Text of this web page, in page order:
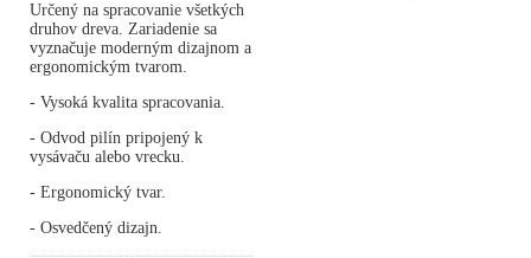
Určený na spracovanie všetkých
druhov dreva. Zariadenie sa
vyznačuje moderným dizajnom a
ergonomickým tvarom.
- Vysoká kvalita spracovania.
- Odvod pilín pripojený k
vysávaču alebo vrecku.
- Ergonomický tvar.
- Osvedčený dizajn.